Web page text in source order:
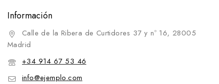
Información
Calle de la Ribera de Curtidores 37 y nº 16, 28005
Madrid
+34 914 67 53 46
info@ejemplo.com